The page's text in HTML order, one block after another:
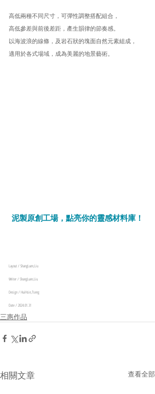
高低兩種不同尺寸，可彈性調整搭配組合，
高低參差與前後差距，產生韻律的節奏感。
以海波浪的線條，及岩石狀的塊面自然元素組成，
適用於各式場域，成為美麗的地景藝術。
泥製原創工場，點亮你的靈感材料庫！
Layout / ShangLuen,Liu
Writer / ShangLuen,Liu
Design / HuiHsin,Tseng
Date / 2024.01.31
三惠作品
相關文章 查看全部